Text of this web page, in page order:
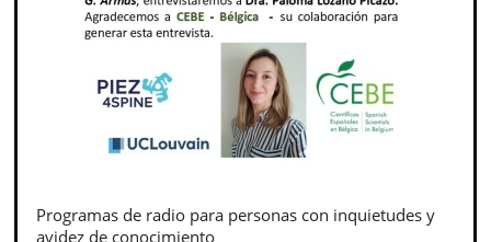
Programas de radio para personas con inquietudes y
avidez de conocimiento